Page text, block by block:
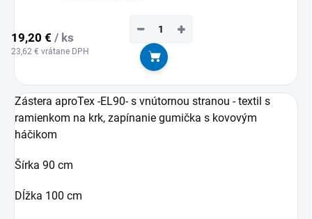
19,20 € / ks
23,62 € vrátane DPH
+
−
Do košíka
Zástera aproTex -EL90- s vnútornou stranou - textil s
ramienkom na krk, zapínanie gumička s kovovým
háčikom
Šírka 90 cm
Dĺžka 100 cm